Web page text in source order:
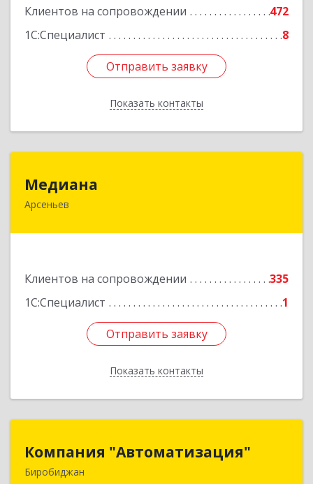
Клиентов на сопровождении
472
1С:Специалист
8
Отправить заявку
Показать контакты
Подробнее
Отправить заявку
Назад
Медиана
Арсеньев
Клиентов на сопровождении
335
1С:Специалист
1
Отправить заявку
Показать контакты
Отправить заявку
Назад
Компания "Автоматизация"
Биробиджан679016, Еврейская Аобл, Биробиджан г,